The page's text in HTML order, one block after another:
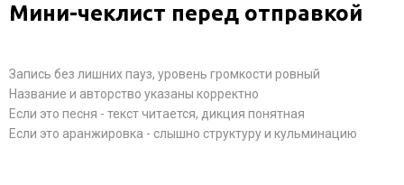
Мини-чеклист перед отправкой
Запись без лишних пауз, уровень громкости ровный
Название и авторство указаны корректно
Если это песня - текст читается, дикция понятная
Если это аранжировка - слышно структуру и кульминацию